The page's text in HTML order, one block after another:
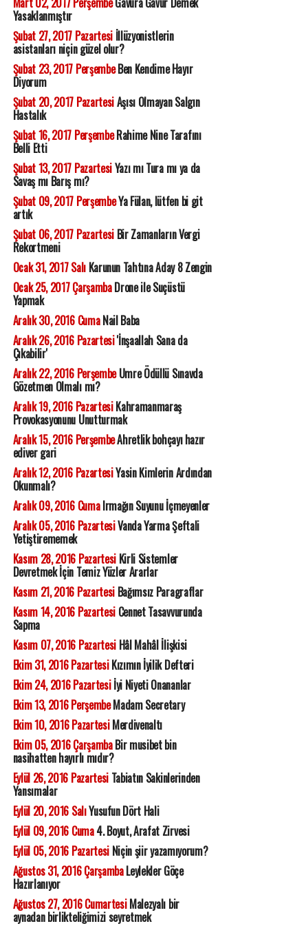
Yasaklanmıştır
Şubat 27, 2017 Pazartesiİllüzyonistlerin
asistanları niçin güzel olur?
Şubat 23, 2017 PerşembeBen Kendime Hayır
Diyorum
Şubat 20, 2017 PazartesiAşısı Olmayan Salgın
Hastalık
Şubat 16, 2017 PerşembeRahime Nine Tarafını
Belli Etti
Şubat 13, 2017 PazartesiYazı mı Tura mı ya da
Savaş mı Barış mı?
Şubat 09, 2017 PerşembeYa Fülan, lütfen bi git
artık
Şubat 06, 2017 PazartesiBir Zamanların Vergi
Rekortmeni
Ocak 31, 2017 SalıKarunun Tahtına Aday 8 Zengin
Ocak 25, 2017 ÇarşambaDrone ile Suçüstü
Yapmak
Aralık 30, 2016 CumaNail Baba
Aralık 26, 2016 Pazartesi'İnşaallah Sana da
Çıkabilir'
Aralık 22, 2016 PerşembeUmre Ödüllü Sınavda
Gözetmen Olmalı mı?
Aralık 19, 2016 PazartesiKahramanmaraş
Provokasyonunu Unutturmak
Aralık 15, 2016 PerşembeAhretlik bohçayı hazır
ediver gari
Aralık 12, 2016 PazartesiYasin Kimlerin Ardından
Okunmalı?
Aralık 09, 2016 CumaIrmağın Suyunu İçmeyenler
Aralık 05, 2016 PazartesiVanda Yarma Şeftali
Yetiştirememek
Kasım 28, 2016 PazartesiKirli Sistemler
Devretmek İçin Temiz Yüzler Ararlar
Kasım 21, 2016 PazartesiBağımsız Paragraflar
Kasım 14, 2016 PazartesiCennet Tasavvurunda
Sapma
Kasım 07, 2016 PazartesiHâl Mahâl İlişkisi
Ekim 31, 2016 PazartesiKızımın İyilik Defteri
Ekim 24, 2016 Pazartesiİyi Niyeti Onananlar
Ekim 13, 2016 PerşembeMadam Secretary
Ekim 10, 2016 PazartesiMerdivenaltı
Ekim 05, 2016 ÇarşambaBir musibet bin
nasihatten hayırlı mıdır?
Eylül 26, 2016 PazartesiTabiatın Sakinlerinden
Yansımalar
Eylül 20, 2016 SalıYusufun Dört Hali
Eylül 09, 2016 Cuma4. Boyut, Arafat Zirvesi
Eylül 05, 2016 PazartesiNiçin şiir yazamıyorum?
Ağustos 31, 2016 ÇarşambaLeylekler Göçe
Hazırlanıyor
Ağustos 27, 2016 CumartesiMalezyalı bir
aynadan birlikteliğimizi seyretmek